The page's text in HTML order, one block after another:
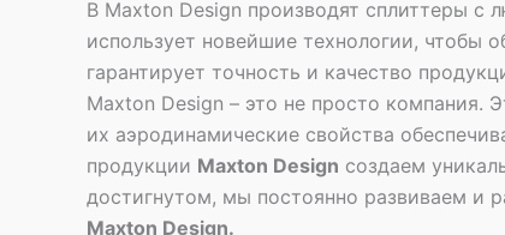
В Maxton Design производят сплиттеры с
использует новейшие технологии, чтобы
гарантирует точность и качество
Maxton Design – это не просто компания.
их аэродинамические свойства
продукции Maxton Design создаем
достигнутом, мы постоянно развиваем и
Maxton Design.